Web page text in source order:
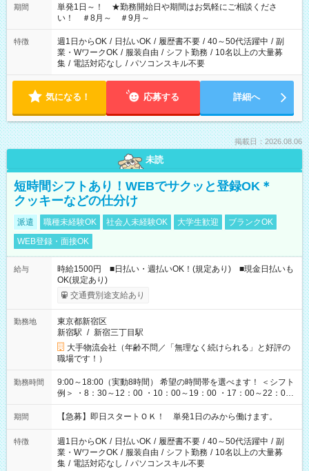
期間
単発1日～！ ★勤務開始日や期間はお気軽にご相談くださ
い！ ＃8月～ ＃9月～
特徴 週1日からOK / 日払いOK / 履歴書不要 / 40～50代活躍中 / 副
業・WワークOK / 服装自由 / シフト勤務 / 10名以上の大量募
集 / 電話対応なし / パソコンスキル不要
気になる！ 応募する 詳細へ
掲載日：2026.08.06
未読
短時間シフトあり！WEBでサクッと登録OK＊
クッキーなどの仕分け
派遣 職種未経験OK 社会人未経験OK 大学生歓迎
ブランクOK
WEB登録・面接OK
給与
時給1500円 ■日払い・週払いOK！(規定あり) ■現金日払いも
OK(規定あり)
交通費別途支給あり
勤務地
東京都新宿区
新宿駅 / 新宿三丁目駅
大手物流会社（年齢不問／「無理なく続けられる」と好評の
職場です！）
勤務時間
9:00～18:00（実動8時間） 希望の時間帯を選べます！ ＜シフト
例＞ ・8：30～12：00 ・10：00～19：00 ・17：00～22：00
・13：00～22：00 ・22：00～翌6：00 など
期間 【急募】即日スタートＯＫ！ 単発1日のみから働けます。
特徴 週1日からOK / 日払いOK / 履歴書不要 / 40～50代活躍中 / 副
業・WワークOK / 服装自由 / シフト勤務 / 10名以上の大量募
集 / 電話対応なし / パソコンスキル不要